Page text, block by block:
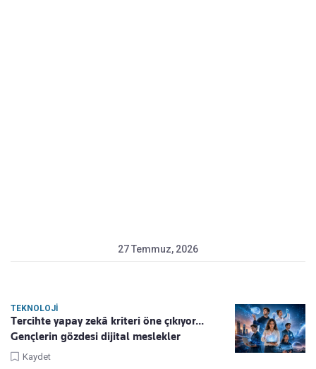
27 Temmuz, 2026
TEKNOLOJI
Tercihte yapay zekâ kriteri öne çıkıyor...
Gençlerin gözdesi dijital meslekler
Kaydet